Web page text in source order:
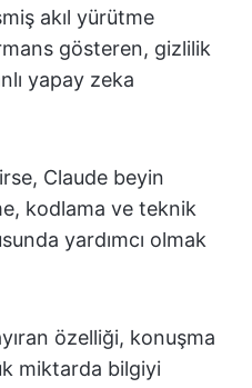
akıl yürütme
gösteren, gizlilik
yapay zeka
Claude beyin
kodlama ve teknik
yardımcı olmak
özelliği, konuşma
miktarda bilgiyi